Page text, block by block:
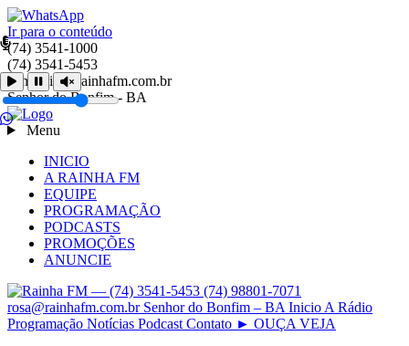
Ir para o conteúdo
(74) 3541-1000
(74) 3541-5453
comercial@rainhafm.com.br
Senhor do Bonfim - BA
Menu
INICIO
A RAINHA FM
EQUIPE
PROGRAMAÇÃO
PODCASTS
PROMOÇÕES
ANUNCIE